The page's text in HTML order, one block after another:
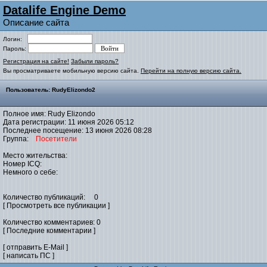
Datalife Engine Demo
Описание сайта
Логин:
Пароль:
Регистрация на сайте! Забыли пароль?
Вы просматриваете мобильную версию сайта. Перейти на полную версию сайта.
Пользователь: RudyElizondo2
Полное имя: Rudy Elizondo
Дата регистрации: 11 июня 2026 05:12
Последнее посещение: 13 июня 2026 08:28
Группа:
Посетители
Место жительства:
Номер ICQ:
Немного о себе:
Количество публикаций: 0
[ Просмотреть все публикации ]
Количество комментариев: 0
[ Последние комментарии ]
[ отправить E-Mail ]
[ написать ПС ]